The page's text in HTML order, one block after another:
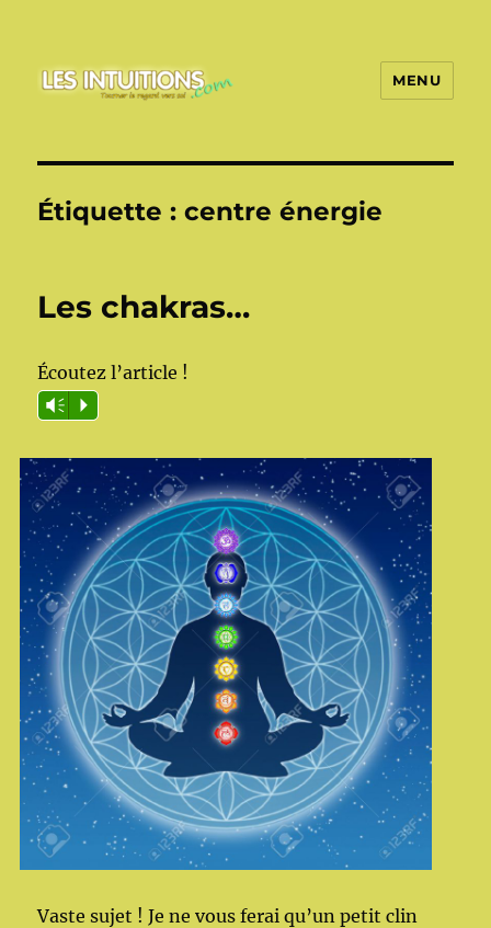
MENU
Étiquette :centre énergie
Les chakras…
Écoutez l’article !
Vm P
Vaste sujet ! Je ne vous ferai qu’un petit clin